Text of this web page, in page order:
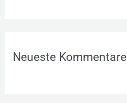
Neueste Kommentare